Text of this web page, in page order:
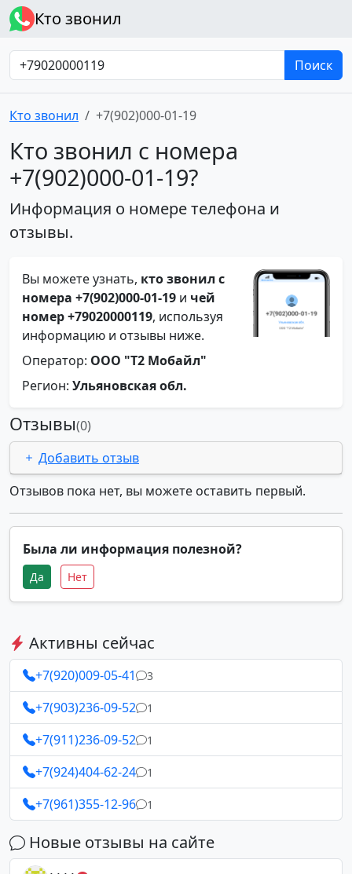
Кто звонил
Поиск
Кто звонил +7(902)000-01-19
Кто звонил с номера
+7(902)000-01-19?
Информация о номере телефона и
отзывы.
Вы можете узнать, кто звонил с
номера +7(902)000-01-19 и чей
номер +79020000119, используя
информацию и отзывы ниже.
Оператор: ООО "Т2 Мобайл"
Регион: Ульяновская обл.
Отзывы(0)
Добавить отзыв
Отзывов пока нет, вы можете оставить первый.
Была ли информация полезной?
Да Нет
Активны сейчас
+7(920)009-05-41 3
+7(903)236-09-52 1
+7(911)236-09-52 1
+7(924)404-62-24 1
+7(961)355-12-96 1
Новые отзывы на сайте